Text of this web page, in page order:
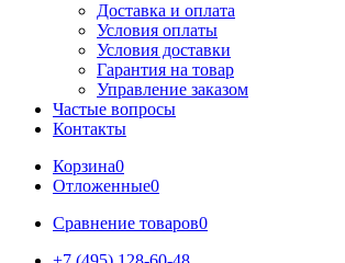
Доставка и оплата
Условия оплаты
Условия доставки
Гарантия на товар
Управление заказом
Частые вопросы
Контакты
Корзина0
Отложенные0
Сравнение товаров0